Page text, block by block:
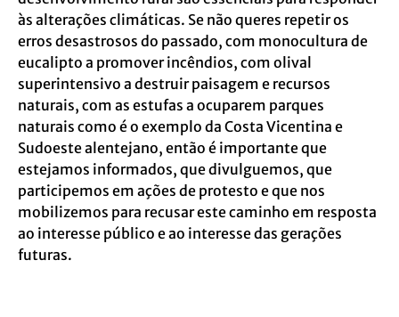
às alterações climáticas. Se não queres repetir os
erros desastrosos do passado, com monocultura de
eucalipto a promover incêndios, com olival
superintensivo a destruir paisagem e recursos
naturais, com as estufas a ocuparem parques
naturais como é o exemplo da Costa Vicentina e
Sudoeste alentejano, então é importante que
estejamos informados, que divulguemos, que
participemos em ações de protesto e que nos
mobilizemos para recusar este caminho em resposta
ao interesse público e ao interesse das gerações
futuras.